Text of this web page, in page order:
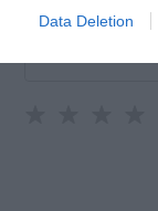
Data Deletion